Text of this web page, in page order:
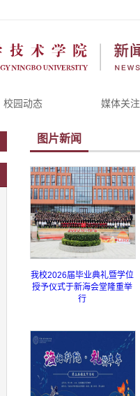
校园动态 媒体关注
图片新闻
我校2026届毕业典礼暨学位
授予仪式于新海会堂隆重举
行